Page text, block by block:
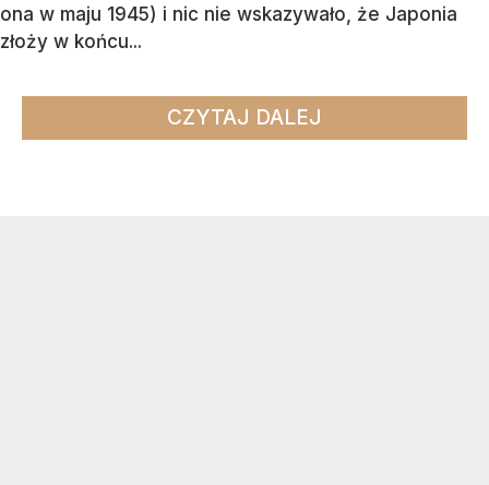
ona w maju 1945) i nic nie wskazywało, że Japonia
złoży w końcu...
CZYTAJ DALEJ